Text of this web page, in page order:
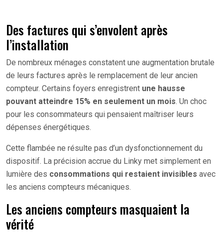
Des factures qui s’envolent après
l’installation
De nombreux ménages constatent une augmentation brutale
de leurs factures après le remplacement de leur ancien
compteur. Certains foyers enregistrent une hausse
pouvant atteindre 15% en seulement un mois. Un choc
pour les consommateurs qui pensaient maîtriser leurs
dépenses énergétiques.
Cette flambée ne résulte pas d’un dysfonctionnement du
dispositif. La précision accrue du Linky met simplement en
lumière des consommations qui restaient invisibles avec
les anciens compteurs mécaniques.
Les anciens compteurs masquaient la
vérité